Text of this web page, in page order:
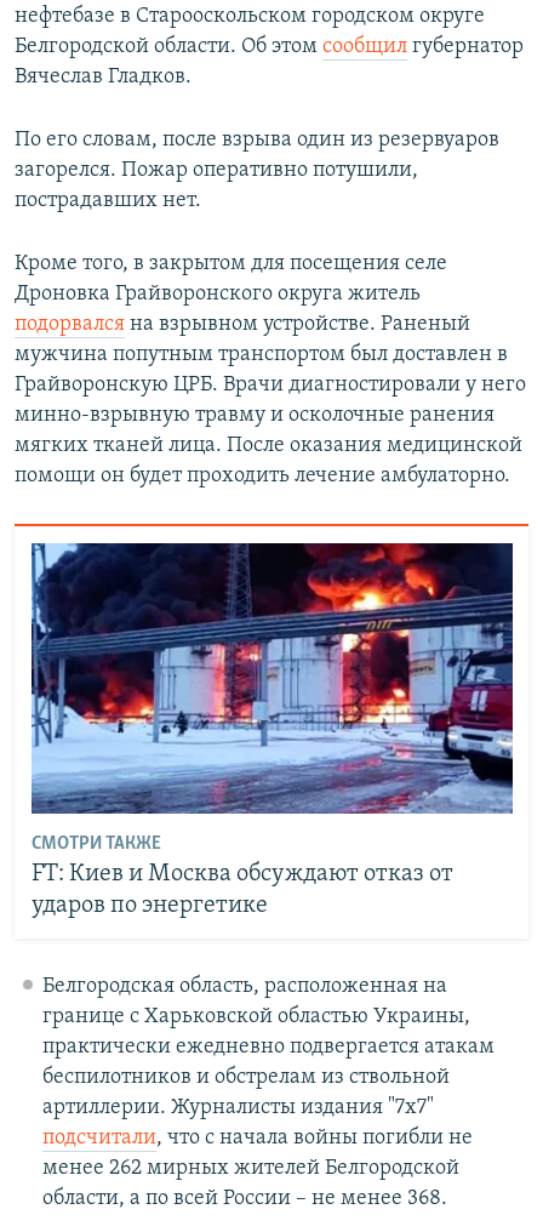
нефтебазе в Старооскольском городском округе
Белгородской области. Об этом сообщил губернатор
Вячеслав Гладков.
По его словам, после взрыва один из резервуаров
загорелся. Пожар оперативно потушили,
пострадавших нет.
Кроме того, в закрытом для посещения селе
Дроновка Грайворонского округа житель
подорвался на взрывном устройстве. Раненый
мужчина попутным транспортом был доставлен в
Грайворонскую ЦРБ. Врачи диагностировали у него
минно-взрывную травму и осколочные ранения
мягких тканей лица. После оказания медицинской
помощи он будет проходить лечение амбулаторно.
СМОТРИ ТАКЖЕ
FT: Киев и Москва обсуждают отказ от
ударов по энергетике
Белгородская область, расположенная на
границе с Харьковской областью Украины,
практически ежедневно подвергается атакам
беспилотников и обстрелам из ствольной
артиллерии. Журналисты издания "7х7"
подсчитали, что с начала войны погибли не
менее 262 мирных жителей Белгородской
области, а по всей России – не менее 368.